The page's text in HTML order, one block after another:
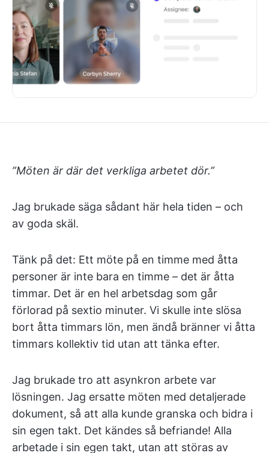
”Möten är där det verkliga arbetet dör.”
Jag brukade säga sådant här hela tiden – och
av goda skäl.
Tänk på det: Ett möte på en timme med åtta
personer är inte bara en timme – det är åtta
timmar. Det är en hel arbetsdag som går
förlorad på sextio minuter. Vi skulle inte slösa
bort åtta timmars lön, men ändå bränner vi åtta
timmars kollektiv tid utan att tänka efter.
Jag brukade tro att asynkron arbete var
lösningen. Jag ersatte möten med detaljerade
dokument, så att alla kunde granska och bidra i
sin egen takt. Det kändes så befriande! Alla
arbetade i sin egen takt, utan att störas av